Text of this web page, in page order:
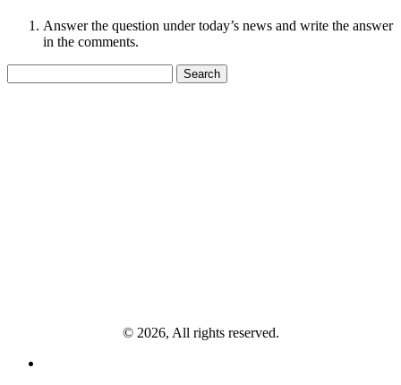
Answer the question under today’s news and write the answer
in the comments.
for:
© 2026, All rights reserved.